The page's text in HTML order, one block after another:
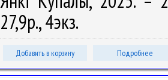
27,9р., 4экз.
Добавить в корзину Подробнее